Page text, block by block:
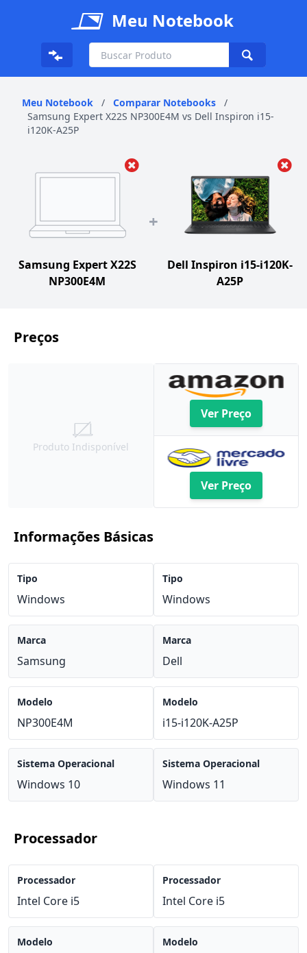
Meu Notebook
Meu Notebook / Comparar Notebooks
/
Samsung Expert X22S NP300E4M vs Dell Inspiron i15-
i120K-A25P
Samsung Expert X22S
NP300E4M
+
Dell Inspiron i15-i120K-
A25P
Preços
Produto Indisponível
Ver Preço
Ver Preço
Informações Básicas
Tipo
Windows
Marca
Samsung
Modelo
NP300E4M
Sistema Operacional
Windows 10
Tipo
Windows
Marca
Dell
Modelo
i15-i120K-A25P
Sistema Operacional
Windows 11
Processador
Processador
Intel Core i5
Modelo
Processador
Intel Core i5
Modelo